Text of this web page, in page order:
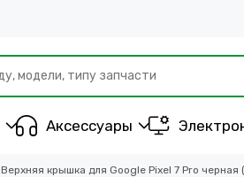
Аксессуары
Верхняя крышка для Google Pixel 7 Pro черная